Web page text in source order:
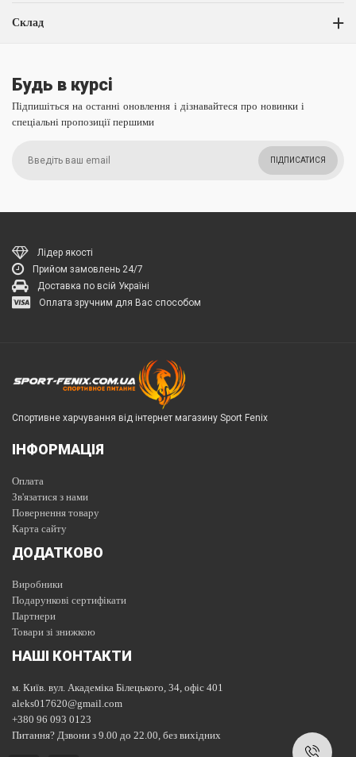
Склад
Будь в курсі
Підпишіться на останні оновлення і дізнавайтеся про новинки і
спеціальні пропозиції першими
ПІДПИСАТИСЯ
Лідер якості
Прийом замовлень 24/7
Доставка по всій Україні
Оплата зручним для Вас способом
Спортивне харчування від інтернет магазину Sport Fenix
ІНФОРМАЦІЯ
Оплата
Зв'язатися з нами
Повернення товару
Карта сайту
ДОДАТКОВО
Виробники
Подарункові сертифікати
Партнери
Товари зі знижкою
НАШІ КОНТАКТИ
м. Київ. вул. Академіка Білецького, 34, офіс 401
aleks017620@gmail.com
+380 96 093 0123
Питання? Дзвони з 9.00 до 22.00, без вихідних